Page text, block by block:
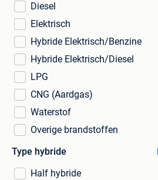
Diesel
Elektrisch
Hybride Elektrisch/Benzine
Hybride Elektrisch/Diesel
LPG
CNG (Aardgas)
Waterstof
Overige brandstoffen
Type hybride
Half hybride